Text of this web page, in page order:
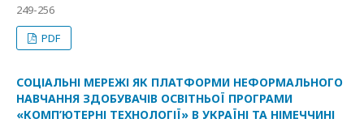
249-256
PDF
СОЦІАЛЬНІ МЕРЕЖІ ЯК ПЛАТФОРМИ НЕФОРМАЛЬНОГО
НАВЧАННЯ ЗДОБУВАЧІВ ОСВІТНЬОЇ ПРОГРАМИ
«КОМП’ЮТЕРНІ ТЕХНОЛОГІЇ» В УКРАЇНІ ТА НІМЕЧЧИНІ